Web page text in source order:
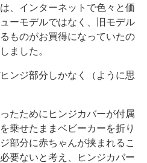
、インターネットで色々と価
ーモデルではなく、旧モデル
ものがお買得になっていたの
ました。
ンジ部分しかなく（ように思
たためにヒンジカバーが付属
乗せたままベビーカーを折り
部分に赤ちゃんが挟まれるこ
要ないと考え、ヒンジカバー